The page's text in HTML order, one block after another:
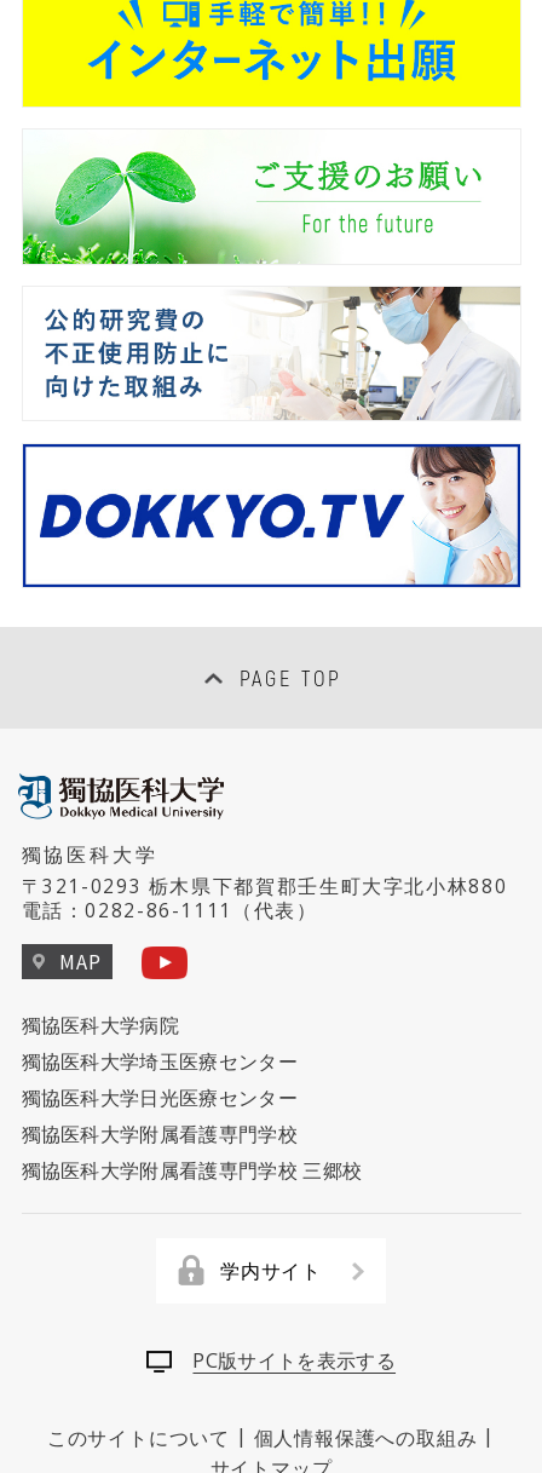
PAGE TOP
獨協医科大学
〒321-0293 栃木県下都賀郡壬生町大字北小林880
電話：0282-86-1111 （代表）
MAP
獨協医科大学病院
獨協医科大学埼玉医療センター
獨協医科大学日光医療センター
獨協医科大学附属看護専門学校
獨協医科大学附属看護専門学校 三郷校
学内サイト
PC版サイトを表示する
このサイトについて | 個人情報保護への取組み |